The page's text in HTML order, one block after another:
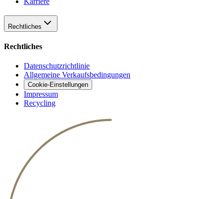
Rechtliches
Rechtliches
Datenschutzrichtlinie
Allgemeine Verkaufsbedingungen
Cookie-Einstellungen
Impressum
Recycling